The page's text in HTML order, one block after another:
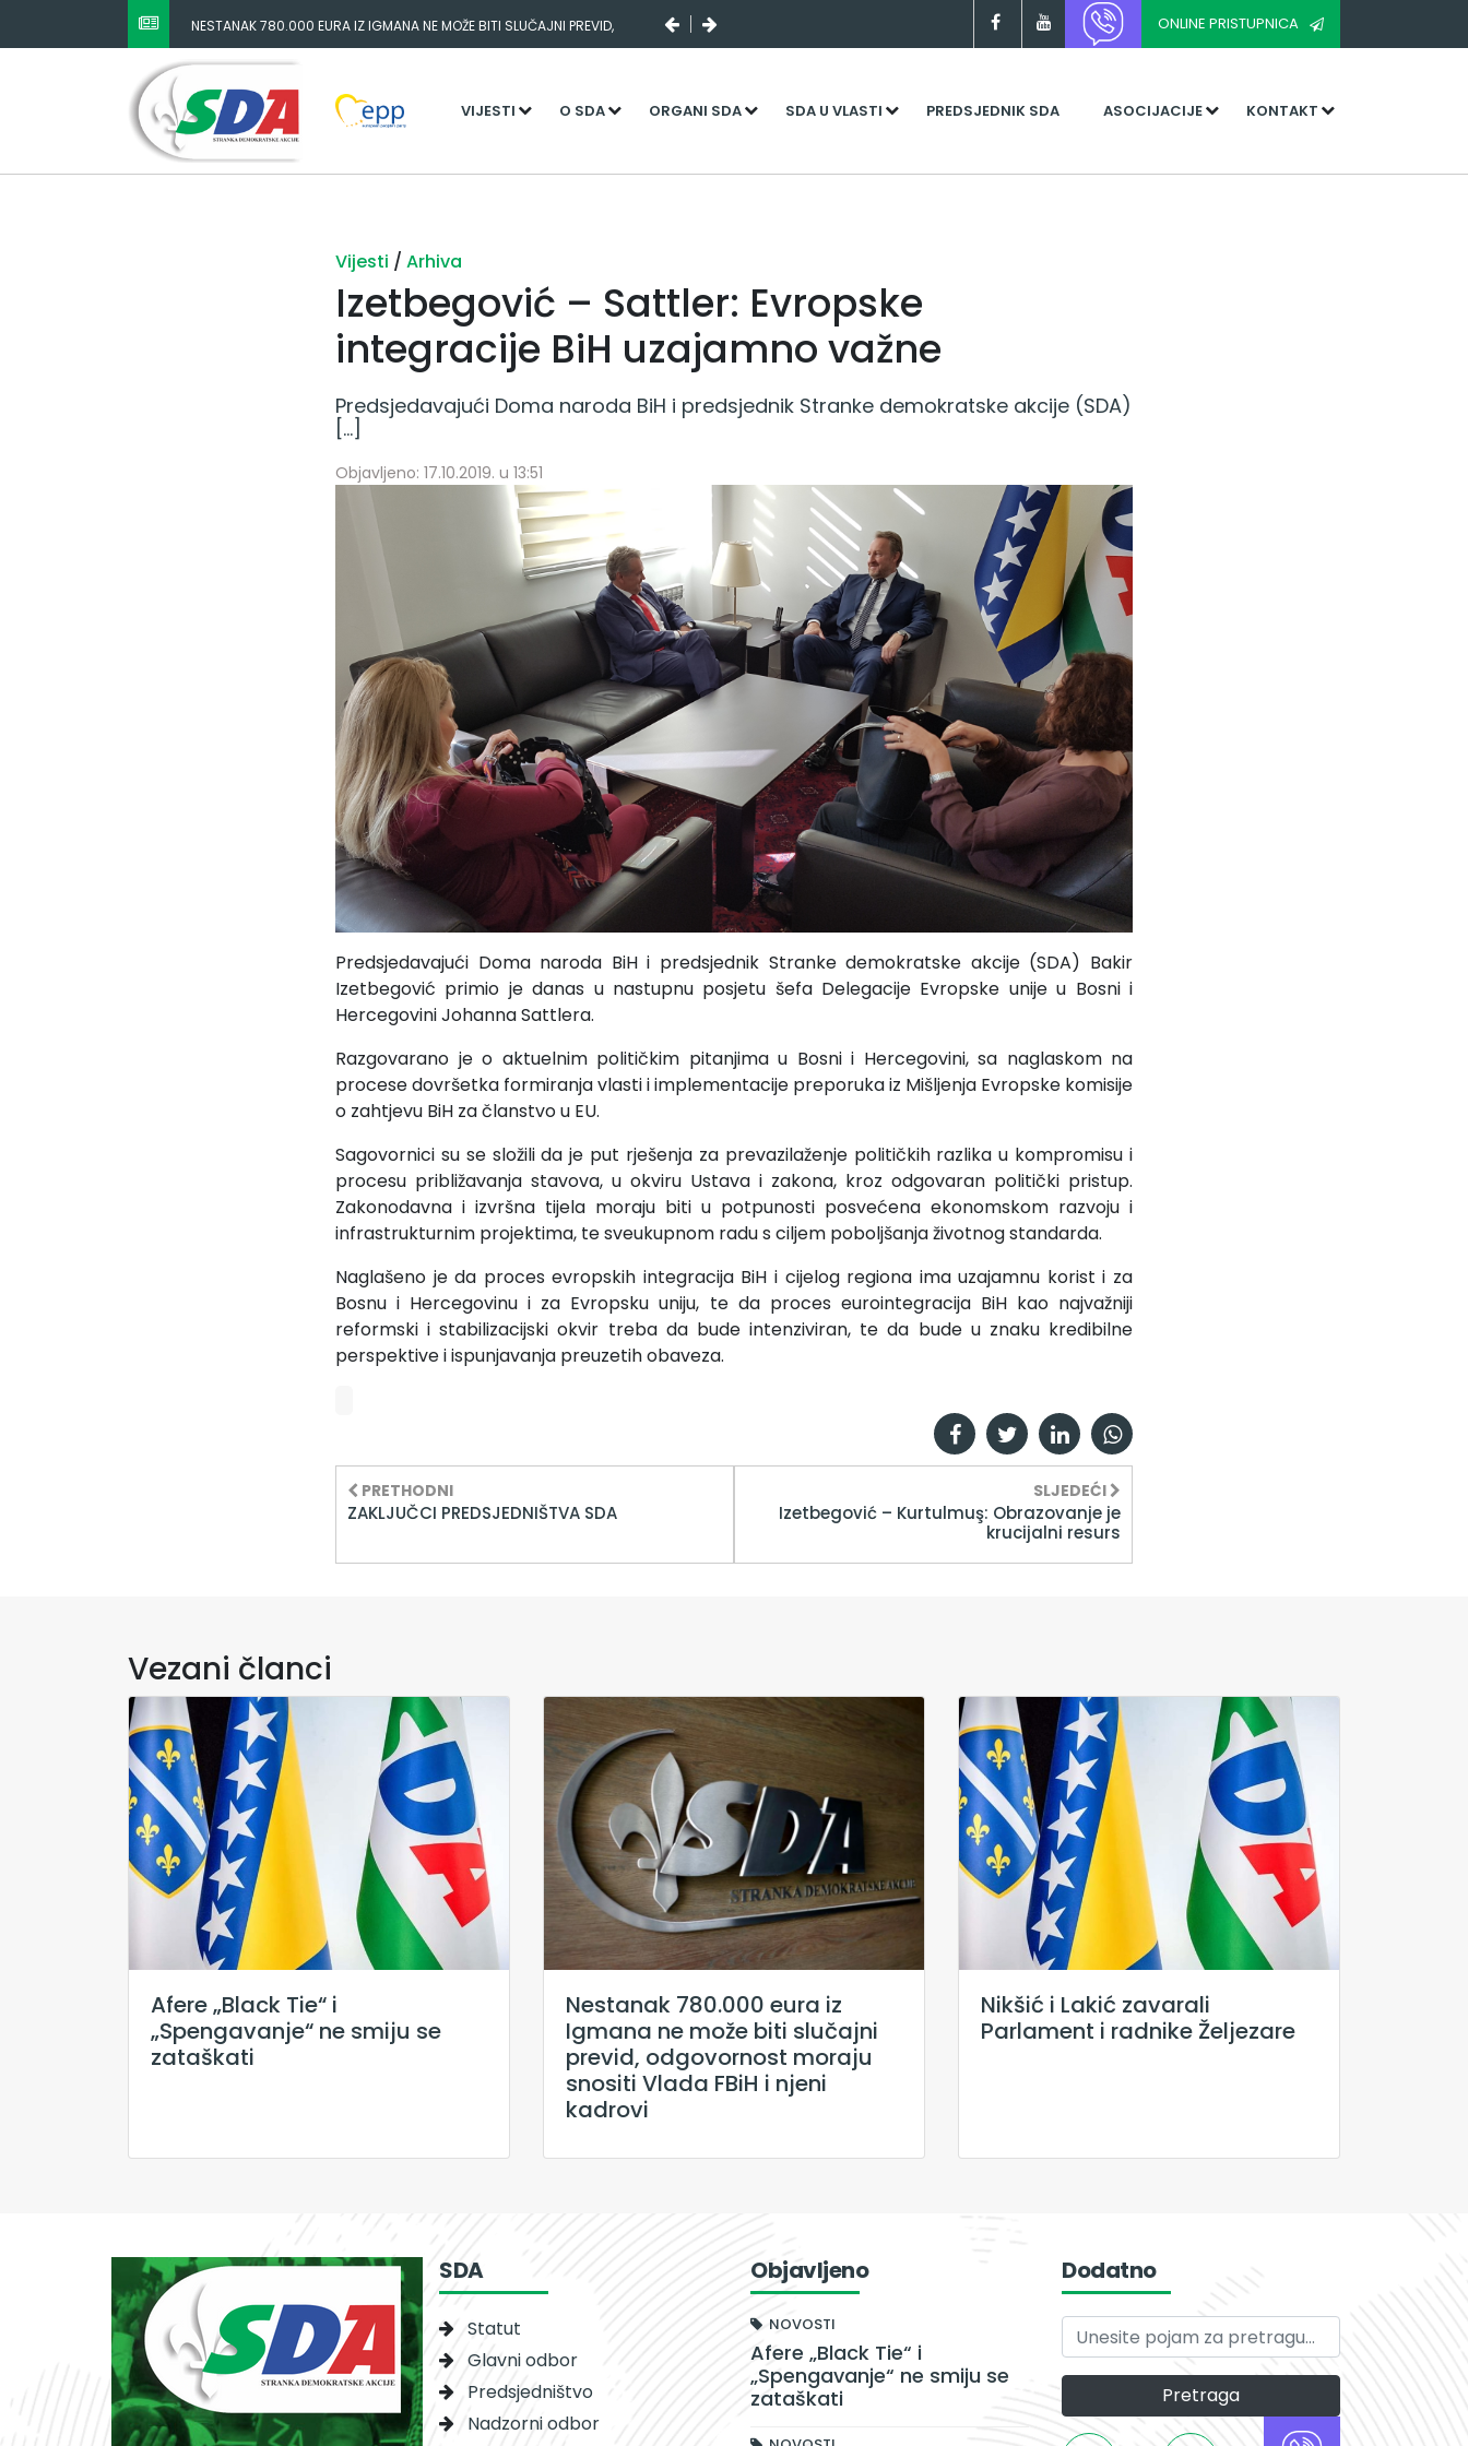
NESTANAK 780.000 EURA IZ IGMANA NE MOŽE BITI SLUČAJNI PREVID,
ODGOVORNOST MORAJU SNOSITI VLADA FBIH I NJENI KADROVI
ONLINE PRISTUPNICA
VIJESTI O SDA ORGANI SDA SDA U VLASTI PREDSJEDNIK SDA ASOCIJACIJE KONTAKT
Vijesti / Arhiva
Izetbegović – Sattler: Evropske
integracije BiH uzajamno važne
Predsjedavajući Doma naroda BiH i predsjednik Stranke demokratske akcije (SDA)
[…]
Objavljeno: 17.10.2019. u 13:51
Predsjedavajući Doma naroda BiH i predsjednik Stranke demokratske akcije (SDA) Bakir
Izetbegović primio je danas u nastupnu posjetu šefa Delegacije Evropske unije u Bosni i
Hercegovini Johanna Sattlera.
Razgovarano je o aktuelnim političkim pitanjima u Bosni i Hercegovini, sa naglaskom na
procese dovršetka formiranja vlasti i implementacije preporuka iz Mišljenja Evropske komisije
o zahtjevu BiH za članstvo u EU.
Sagovornici su se složili da je put rješenja za prevazilaženje političkih razlika u kompromisu i
procesu približavanja stavova, u okviru Ustava i zakona, kroz odgovaran politički pristup.
Zakonodavna i izvršna tijela moraju biti u potpunosti posvećena ekonomskom razvoju i
infrastrukturnim projektima, te sveukupnom radu s ciljem poboljšanja životnog standarda.
Naglašeno je da proces evropskih integracija BiH i cijelog regiona ima uzajamnu korist i za
Bosnu i Hercegovinu i za Evropsku uniju, te da proces eurointegracija BiH kao najvažniji
reformski i stabilizacijski okvir treba da bude intenziviran, te da bude u znaku kredibilne
perspektive i ispunjavanja preuzetih obaveza.
PRETHODNI
ZAKLJUČCI PREDSJEDNIŠTVA SDA
SLJEDEĆI
Izetbegović – Kurtulmuş: Obrazovanje je
krucijalni resurs
Vezani članci
Afere „Black Tie“ i
„Spengavanje“ ne smiju se
zataškati
Nestanak 780.000 eura iz
Igmana ne može biti slučajni
previd, odgovornost moraju
snositi Vlada FBiH i njeni
kadrovi
Nikšić i Lakić zavarali
Parlament i radnike Željezare
SDA
Statut
Glavni odbor
Predsjedništvo
Nadzorni odbor
Objavljeno
NOVOSTI
Afere „Black Tie“ i
„Spengavanje“ ne smiju se
zataškati
Dodatno
Pretraga